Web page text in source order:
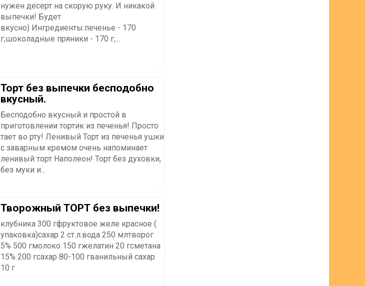
нужен десерт на скорую руку. И никакой
выпечки! Будет
вкусно) Ингредиенты:печенье - 170
г;шоколадные пряники - 170 г;...
Торт без выпечки бесподобно
вкусный.
Бесподобно вкусный и простой в
приготовлении тортик из печенья! Просто
тает во рту! Ленивый Торт из печенья ушки
с заварным кремом очень напоминает
ленивый торт Наполеон! Торт без духовки,
без муки и...
Творожный ТОРТ без выпечки!
клубника 300 гфруктовое желе красное (
упаковка)сахар 2 ст.л.вода 250 млтворог
5% 500 гмолоко 150 гжелатин 20 гсметана
15% 200 гсахар 80-100 гванильный сахар
10 г